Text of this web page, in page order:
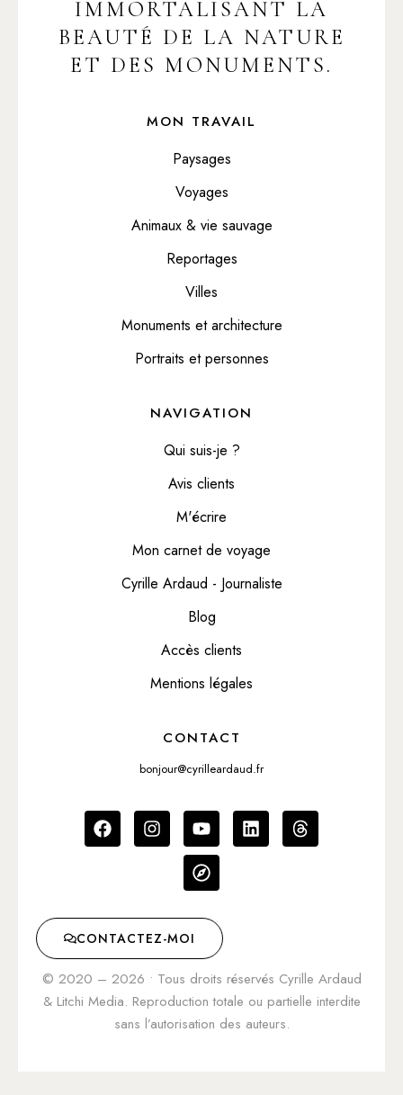
IMMORTALISANT LA
BEAUTÉ DE LA NATURE
ET DES MONUMENTS.
MON TRAVAIL
Paysages
Voyages
Animaux & vie sauvage
Reportages
Villes
Monuments et architecture
Portraits et personnes
NAVIGATION
Qui suis-je ?
Avis clients
M'écrire
Mon carnet de voyage
Cyrille Ardaud - Journaliste
Blog
Accès clients
Mentions légales
CONTACT
bonjour@cyrilleardaud.fr
© 2020 – 2026 • Tous droits réservés Cyrille Ardaud
& Litchi Media. Reproduction totale ou partielle interdite
sans l’autorisation des auteurs.
CONTACTEZ-MOI